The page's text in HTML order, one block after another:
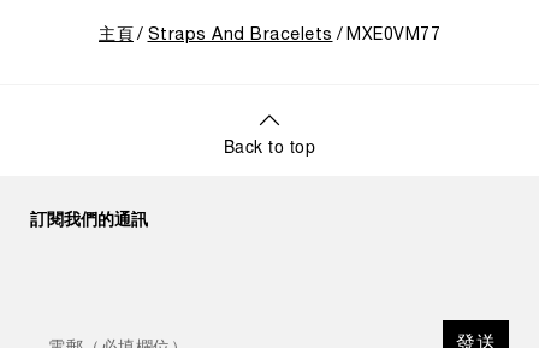
主頁 Straps And Bracelets MXE0VM77
Back to top
訂閱我們的通訊
發送